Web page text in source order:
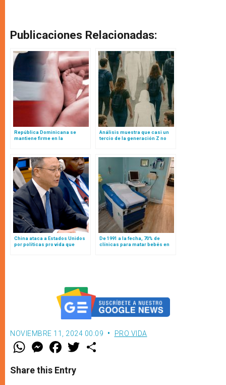
Publicaciones Relacionadas:
República Dominicana se
mantiene firme en la
internacional
Análisis muestra que casi un
tercio de la generación Z no
China ataca a Estados Unidos
por políticas pro vida que
De 1991 a la fecha, 70% de
clínicas para matar bebés en
NOVIEMBRE 11, 2024 00:09 PRO VIDA
W
t
s
M
e
s
e
F
a
e
b
w
Share this Entry